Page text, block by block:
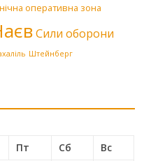
оперативна зона
Сили оборони
Штейнберг
Пт Сб
Вс